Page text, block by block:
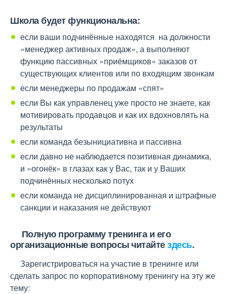
Школа будет функциональна:
если ваши подчинённые находятся на должности
«менеджер активных продаж», а выполняют
функцию пассивных «приёмщиков» заказов от
существующих клиентов или по входящим звонкам
если менеджеры по продажам «спят»
если Вы как управленец уже просто не знаете, как
мотивировать продавцов и как их вдохновлять на
результаты
если команда безынициативна и пассивна
если давно не наблюдается позитивная динамика,
и «огонёк» в глазах как у Вас, так и у Ваших
подчинённых несколько потух
если команда не дисциплинированная и штрафные
санкции и наказания не действуют
Полную программу тренинга и его
организационные вопросы читайтездесь.
Зарегистрироваться на участие в тренинге или
сделать запрос по корпоративному тренингу на эту же
тему: